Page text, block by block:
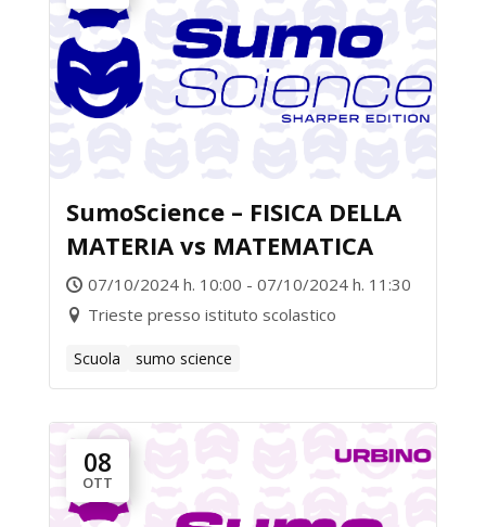
SumoScience – FISICA DELLA
MATERIA vs MATEMATICA
07/10/2024 h. 10:00 - 07/10/2024 h. 11:30
Trieste presso istituto scolastico
Scuola sumo science
08
OTT